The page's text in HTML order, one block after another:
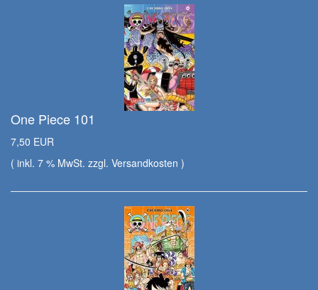
One Piece 101
7,50 EUR
( inkl. 7 % MwSt. zzgl. Versandkosten )